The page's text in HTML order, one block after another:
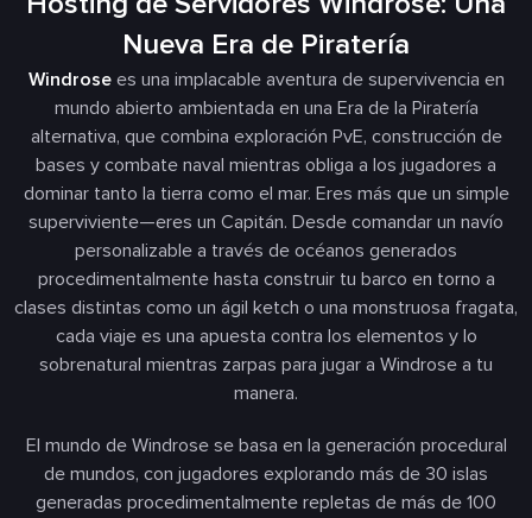
Nueva Era de Piratería
Windrosees una implacable aventura de supervivencia en
mundo abierto ambientada en una Era de la Piratería
alternativa, que combina exploración PvE, construcción de
bases y combate naval mientras obliga a los jugadores a
dominar tanto la tierra como el mar. Eres más que un simple
superviviente—eres un Capitán. Desde comandar un navío
personalizable a través de océanos generados
procedimentalmente hasta construir tu barco en torno a
clases distintas como un ágil ketch o una monstruosa fragata,
cada viaje es una apuesta contra los elementos y lo
sobrenatural mientras zarpas para jugar a Windrose a tu
manera.
El mundo de Windrose se basa en la generación procedural
de mundos, con jugadores explorando más de 30 islas
generadas procedimentalmente repletas de más de 100